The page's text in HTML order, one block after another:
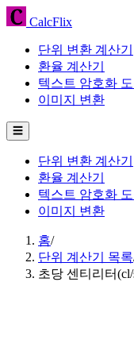
CalcFlix
단위 변환 계산기
환율 계산기
텍스트 암호화
이미지 변환
☰
단위 변환 계산기
환율 계산기
텍스트 암호화
이미지 변환
홈/
단위 계산기 목록
초당 센티리터